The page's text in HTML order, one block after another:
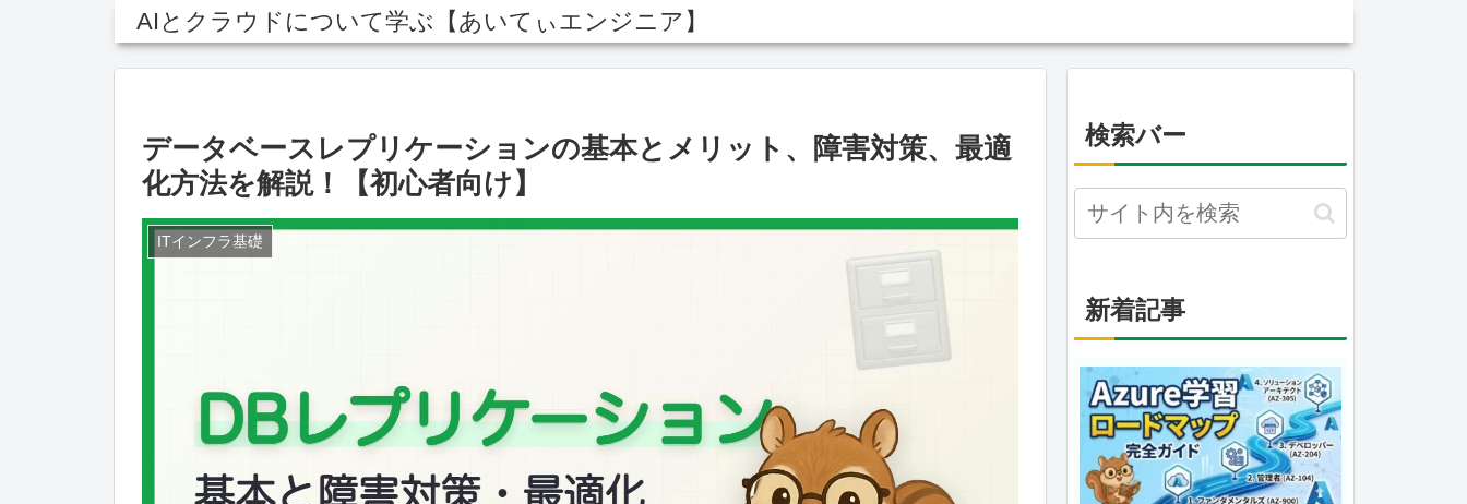
AIとクラウドについて学ぶ【あいてぃエンジニア】
データベースレプリケーションの基本とメリット、障害対策、最適
化方法を解説！【初心者向け】
ITインフラ基礎
検索バー
新着記事